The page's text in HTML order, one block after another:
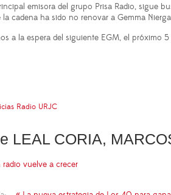
emisora del grupo Prisa Radio, sigue
cadena ha sido no renovar a Gemma
a la espera del siguiente EGM, el próximo
Radio URJC
LEAL CORIA,
vuelve a crecer